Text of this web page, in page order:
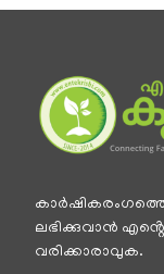
ലഭിക്കുവാന്‍
വരിക്കാരാവുക.